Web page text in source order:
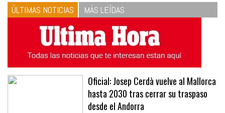
ÚLTIMAS NOTICIAS MÁS LEÍDAS
Oficial: Josep Cerdà vuelve al Mallorca
hasta 2030 tras cerrar su traspaso
desde el Andorra